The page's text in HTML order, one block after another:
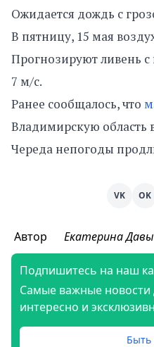
Ожидается дождь с
В пятницу, 15 мая
Прогнозируют ливень с
7 м/с.
Ранее сообщалось, что
Владимирскую область
Череда непогоды
VK OK
Автор Екатерина
Подпишитесь на наш
Самые важные
интересно и
Быть